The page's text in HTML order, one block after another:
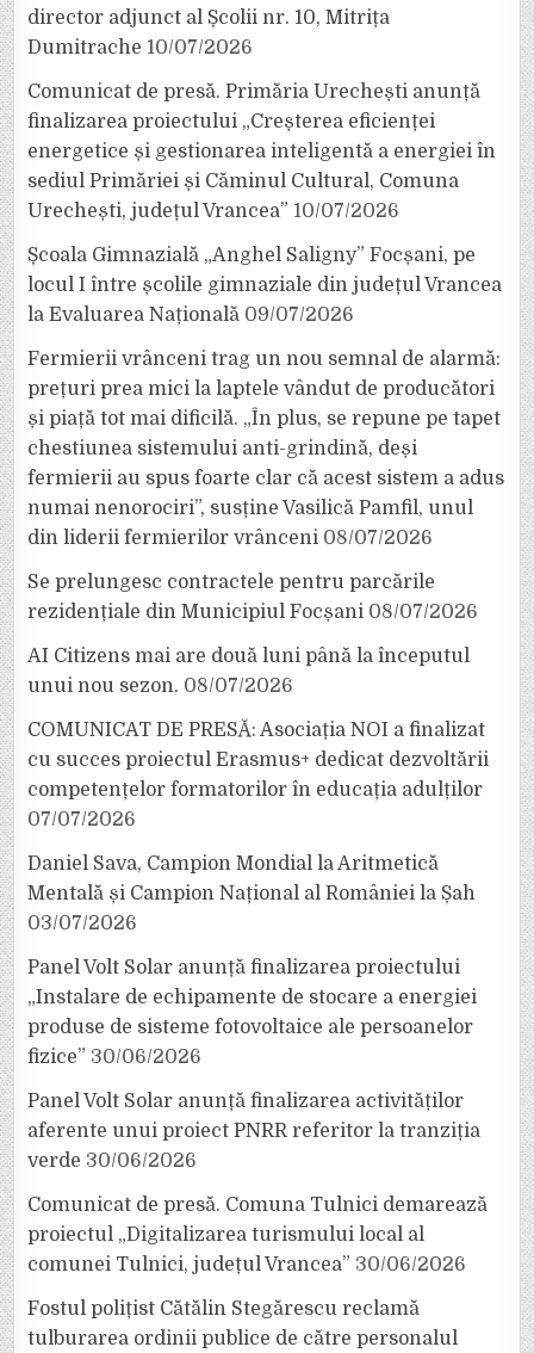
director adjunct al Școlii nr. 10, Mitrița
Dumitrache 10/07/2026
Comunicat de presă. Primăria Urechești anunță
finalizarea proiectului „Creșterea eficienței
energetice și gestionarea inteligentă a energiei în
sediul Primăriei și Căminul Cultural, Comuna
Urechești, județul Vrancea” 10/07/2026
Școala Gimnazială „Anghel Saligny” Focșani, pe
locul I între școlile gimnaziale din județul Vrancea
la Evaluarea Națională 09/07/2026
Fermierii vrânceni trag un nou semnal de alarmă:
prețuri prea mici la laptele vândut de producători
și piață tot mai dificilă. „În plus, se repune pe tapet
chestiunea sistemului anti-grindină, deși
fermierii au spus foarte clar că acest sistem a adus
numai nenorociri”, susține Vasilică Pamfil, unul
din liderii fermierilor vrânceni 08/07/2026
Se prelungesc contractele pentru parcările
rezidențiale din Municipiul Focșani 08/07/2026
AI Citizens mai are două luni până la începutul
unui nou sezon. 08/07/2026
COMUNICAT DE PRESĂ: Asociația NOI a finalizat
cu succes proiectul Erasmus+ dedicat dezvoltării
competențelor formatorilor în educația adulților
07/07/2026
Daniel Sava, Campion Mondial la Aritmetică
Mentală și Campion Național al României la Șah
03/07/2026
Panel Volt Solar anunță finalizarea proiectului
„Instalare de echipamente de stocare a energiei
produse de sisteme fotovoltaice ale persoanelor
fizice” 30/06/2026
Panel Volt Solar anunță finalizarea activităților
aferente unui proiect PNRR referitor la tranziția
verde 30/06/2026
Comunicat de presă. Comuna Tulnici demarează
proiectul „Digitalizarea turismului local al
comunei Tulnici, județul Vrancea” 30/06/2026
Fostul polițist Cătălin Stegărescu reclamă
tulburarea ordinii publice de către personalul